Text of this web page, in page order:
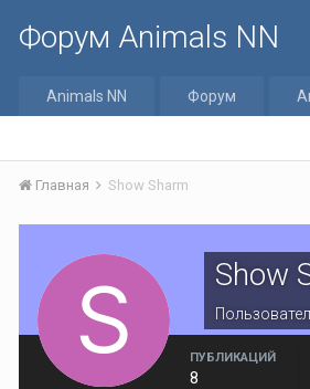
Форум Animals NN
Animals NN Форум
Главная Show Sharm
Show
ПУБЛИКАЦИЙ
8